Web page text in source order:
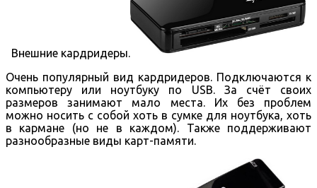
Внешние кардридеры.
Очень популярный вид кардридеров. Подключаются к
компьютеру или ноутбуку по USB. За счёт своих
размеров занимают мало места. Их без проблем
можно носить с собой хоть в сумке для ноутбука, хоть
в кармане (но не в каждом). Также поддерживают
разнообразные виды карт-памяти.